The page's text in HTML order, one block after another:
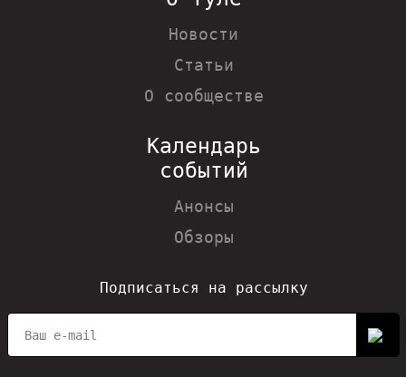
Новости
Статьи
О сообществе
Календарь
событий
Анонсы
Обзоры
Подписаться на рассылку